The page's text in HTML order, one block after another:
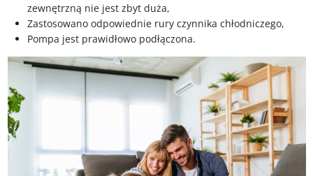
zewnętrzną nie jest zbyt duża,
Zastosowano odpowiednie rury czynnika chłodniczego,
Pompa jest prawidłowo podłączona.